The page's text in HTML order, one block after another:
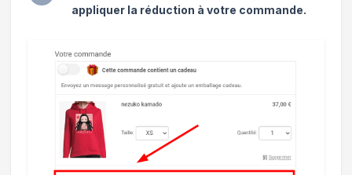
appliquer la réduction à votre commande.